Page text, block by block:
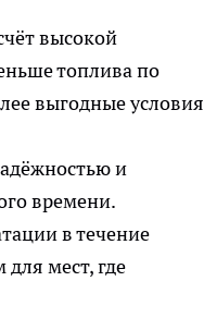
высокой
топлива по
выгодные условия
и
времени.
в течение
мест, где